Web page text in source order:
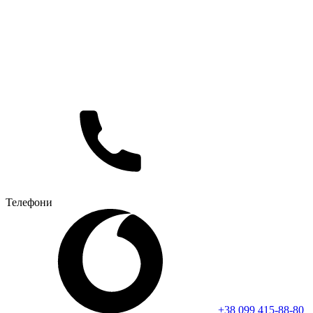
Телефони
+38 099 415-88-80